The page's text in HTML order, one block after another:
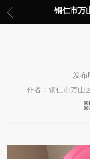
铜仁市万
发布
作者：铜仁市万山